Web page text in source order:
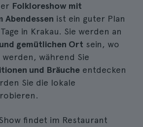
Folkloreshow mit
Abendessen ist ein guter Plan
in Krakau. Sie werden an
gemütlichen Ort sein, wo
werden, während Sie
und Bräuche entdecken
Sie die lokale
findet im Restaurant